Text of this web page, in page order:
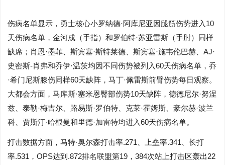
伤病名单显示，勇士核心小罗纳德·阿库尼亚因腿筋伤势进入10
天伤病名单，金河成（手指）和罗伯特·苏亚雷斯（手肘）同样
缺席；肖恩·墨菲、斯宾塞·斯特莱德、斯宾塞·施韦伦巴赫、AJ·
史密斯-肖弗和乔伊·温茨均因不同伤势被列入60天伤病名单，乔
·希门尼斯膝伤同样60天缺阵，马丁·佩雷斯前臂伤势每日观察。
大都会方面，马库斯·塞米恩臀部伤势10天缺阵，德德尼尔·努涅
兹、泰勒·梅吉尔、路易斯·罗伯特、克莱·霍姆斯、豪尔赫·波兰
科、贾斯汀·哈根曼和里德·加雷特均进入60天伤病名单。
打击数据方面，马特·奥尔森打击率.271、上垒率.341、长打
率.531，OPS达到.872排名联盟第19，384次站上打击区轰出22